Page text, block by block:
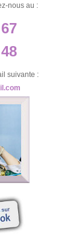
nous au :
suivante :